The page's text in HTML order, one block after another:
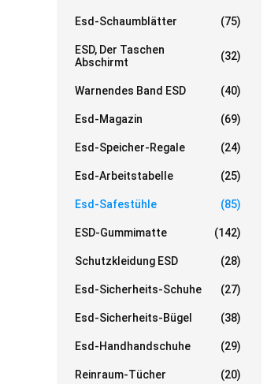
Esd-Schaumblätter (75)
ESD, Der Taschen
Abschirmt
(32)
Warnendes Band ESD (40)
Esd-Magazin (69)
Esd-Speicher-Regale (24)
Esd-Arbeitstabelle (25)
Esd-Safestühle (85)
ESD-Gummimatte (142)
Schutzkleidung ESD (28)
Esd-Sicherheits-Schuhe (27)
Esd-Sicherheits-Bügel (38)
Esd-Handhandschuhe (29)
Reinraum-Tücher (20)